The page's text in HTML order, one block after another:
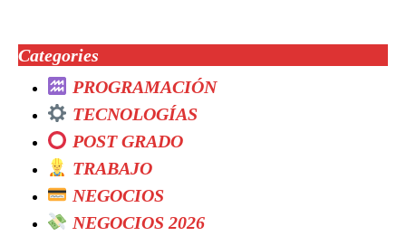
Categories
PROGRAMACIÓN
TECNOLOGÍAS
POST GRADO
TRABAJO
NEGOCIOS
NEGOCIOS 2026